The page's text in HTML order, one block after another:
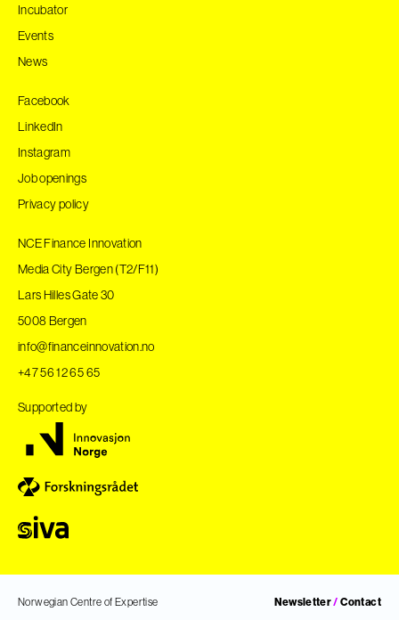
Norwegian Centre of Expertise Newsletter/Contact
Incubator
Events
News
Facebook
LinkedIn
Instagram
Job openings
Privacy policy
NCE Finance Innovation
Media City Bergen (T2/F11)
Lars Hilles Gate 30
5008 Bergen
info@financeinnovation.no
+47 56 12 65 65
Supported by